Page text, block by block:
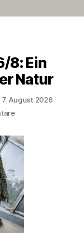
8: Ein
Natur
7. August 2026
zu
Strada
2026/8:
Ein
in
der
Natur